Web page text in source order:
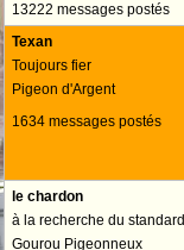
13222 messages postés
Texan
Toujours fier
Pigeon d'Argent
1634 messages postés
le chardon
à la recherche du standard
Gourou Pigeonneux